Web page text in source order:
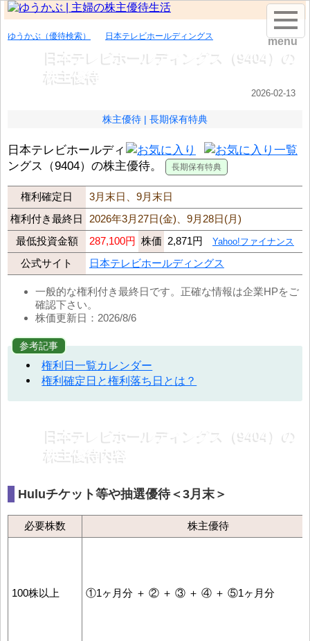
ゆうかぶ（優待検索） 日本テレビホールディングス
日本テレビホールディングス（9404）の
株主優待
2026-02-13
株主優待 長期保有特典
日本テレビホールディ
ングス（9404）の株主優待。
権利確定日
3月末日、9月末日
権利付き最終日
2026年3月27日(金)、9月28日(月)
最低投資金額
287,100円 株価 2,871円 Yahoo!ファイナンス
公式サイト 日本テレビホールディングス
一般的な権利付き最終日です。正確な情報は企業HPをご
確認下さい。
株価更新日：2026/8/6
参考記事
権利日一覧カレンダー
権利確定日と権利落ち日とは？
日本テレビホールディングス（9404）の
株主優待内容
Huluチケット等や抽選優待＜3月末＞
必要株数 株主優待
100株以上 ①1ヶ月分 ＋ ② ＋ ③ ＋ ④ ＋ ⑤1ヶ月分
menu